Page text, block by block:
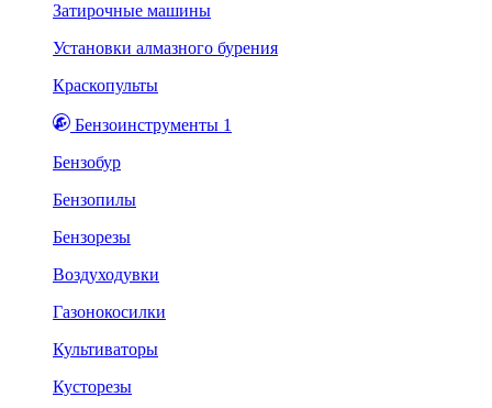
Затирочные машины
Установки алмазного бурения
Краскопульты
Бензоинструменты 1
Бензобур
Бензопилы
Бензорезы
Воздуходувки
Газонокосилки
Культиваторы
Кусторезы